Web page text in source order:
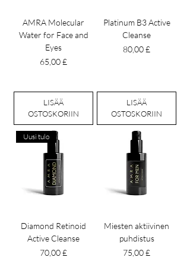
AMRA Molecular
Water for Face and
Eyes
Hinta
65,00 £
LISÄÄ
OSTOSKORIIN
Platinum B3 Active
Cleanse
Hinta
80,00 £
LISÄÄ
OSTOSKORIIN
Uusi tulo
Diamond Retinoid
Active Cleanse
Hinta
70,00 £
Miesten aktiivinen
puhdistus
Hinta
75,00 £